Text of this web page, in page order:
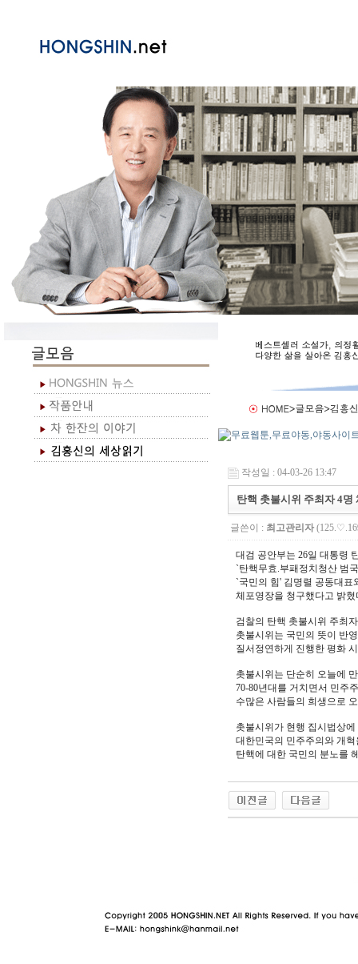
작성일 : 04-03-26 13:47
탄핵 촛불시위 주최자 4
글쓴이 : 최고관리자
대검 공안부는 26일 대통령
`탄핵무효.부패정치청산 범
`국민의 힘' 김명렬 공동대표
체포영장을 청구했다고 밝혔
검찰의 탄핵 촛불시위 주최
촛불시위는 국민의 뜻이 반
질서정연하게 진행한 평화
촛불시위는 단순히 오늘에
70-80년대를 거치면서 민주
수많은 사람들의 희생으로
촛불시위가 현행 집시법상
대한민국의 민주주의와 개
탄핵에 대한 국민의 분노를